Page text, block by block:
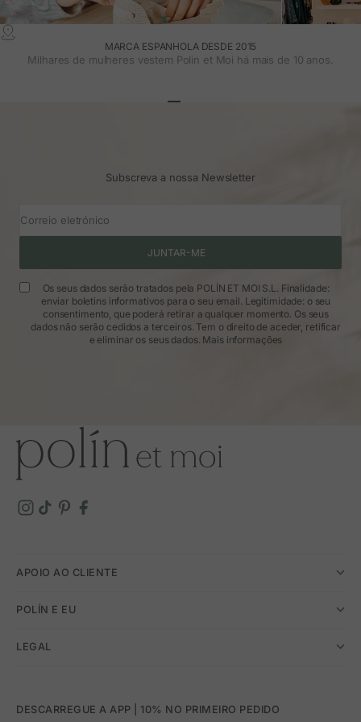
MARCA ESPANHOLA DESDE 2015
Milhares de mulheres vestem Polin et Moi há mais de 10 anos.
Subscreva a nossa Newsletter
Correio eletrónico
JUNTAR-ME
Os seus dados serão tratados pela POLÍN ET MOI S.L. Finalidade:
enviar boletins informativos para o seu email. Legitimidade: o seu
consentimento, que poderá retirar a qualquer momento. Os seus
dados não serão cedidos a terceiros. Tem o direito de aceder, retificar
e eliminar os seus dados. Mais informações
APOIO AO CLIENTE
POLÍN E EU
LEGAL
DESCARREGUE A APP | 10% NO PRIMEIRO PEDIDO